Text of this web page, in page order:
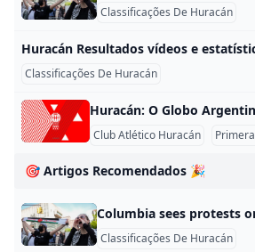
Classificações De Huracán
Club Atlético Huracán
🎯 Artigos Recomendados 🎉
Classificações De Huracán
Classificações De Huracán